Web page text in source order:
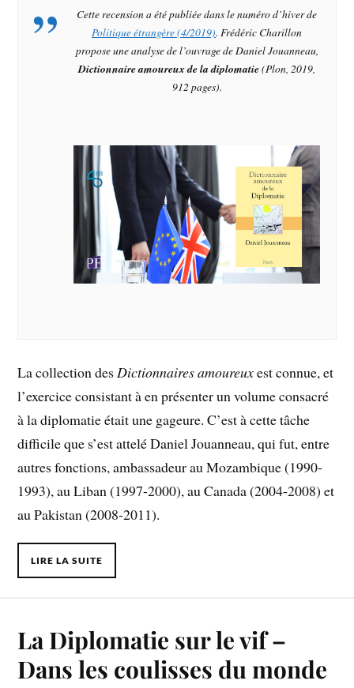
Cette recension a été publiée dans le numéro d’hiver de
Politique étrangère (4/2019). Frédéric Charillon
propose une analyse de l’ouvrage de Daniel Jouanneau,
Dictionnaire amoureux de la diplomatie(Plon, 2019,
912 pages).
La collection des Dictionnaires amoureuxest connue, et
l’exercice consistant à en présenter un volume consacré
à la diplomatie était une gageure. C’est à cette tâche
difficile que s’est attelé Daniel Jouanneau, qui fut, entre
autres fonctions, ambassadeur au Mozambique (1990-
1993), au Liban (1997-2000), au Canada (2004-2008) et
au Pakistan (2008-2011).
LIRE LA SUITE
La Diplomatie sur le vif –
Dans les coulisses du monde